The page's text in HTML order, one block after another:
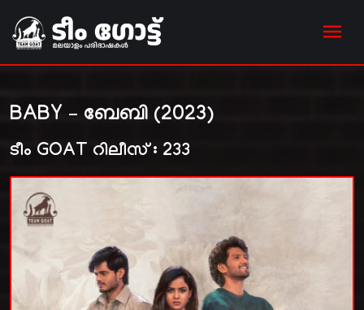
BABY – ബേബി (2023)
ടീം GOAT റിലീസ് : 233